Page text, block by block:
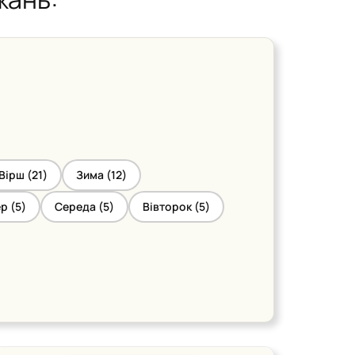
Вірш (21) Зима (12)
(5) Середа (5) Вівторок (5)